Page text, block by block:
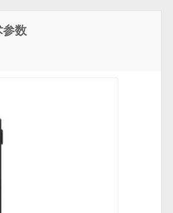
数